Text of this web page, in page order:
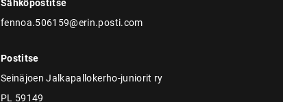
Sähköpostitse
fennoa.506159@erin.posti.com
Postitse
Seinäjoen Jalkapallokerho-juniorit ry
PL 59149